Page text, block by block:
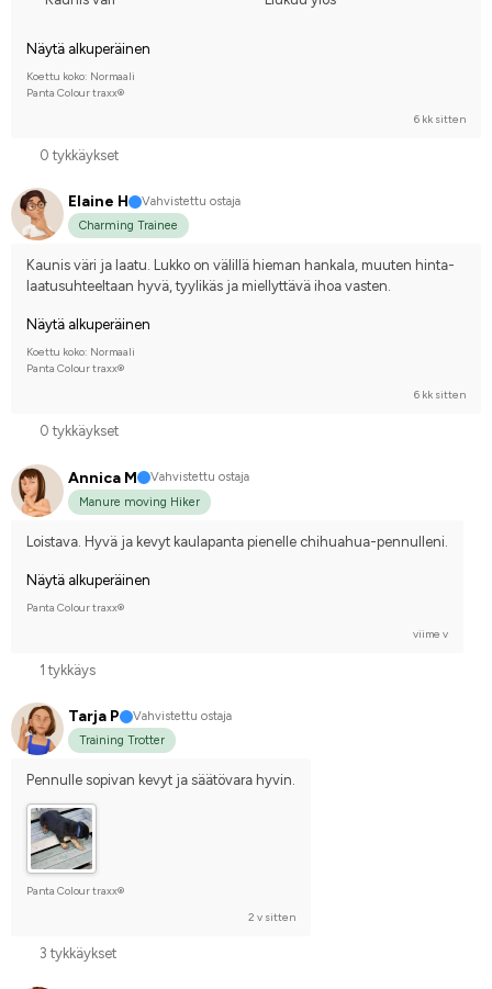
Näytä alkuperäinen
Koettu koko: Normaali
Panta Colour traxx®
6 kk sitten
0 tykkäykset
Elaine H
Vahvistettu ostaja
Charming Trainee
Kaunis väri ja laatu. Lukko on välillä hieman hankala, muuten hinta-
laatusuhteeltaan hyvä, tyylikäs ja miellyttävä ihoa vasten.
Näytä alkuperäinen
Koettu koko: Normaali
Panta Colour traxx®
6 kk sitten
0 tykkäykset
Annica M
Vahvistettu ostaja
Manure moving Hiker
Loistava. Hyvä ja kevyt kaulapanta pienelle chihuahua-pennulleni.
Näytä alkuperäinen
Panta Colour traxx®
viime v
1 tykkäys
Tarja P
Vahvistettu ostaja
Training Trotter
Pennulle sopivan kevyt ja säätövara hyvin.
Panta Colour traxx®
2 v sitten
3 tykkäykset